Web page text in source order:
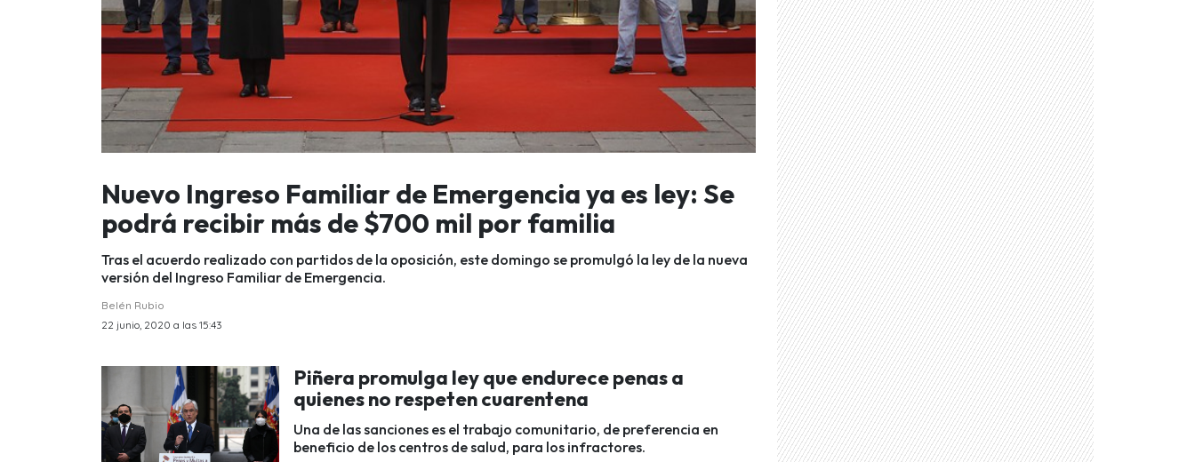
Nuevo Ingreso Familiar de Emergencia ya es ley: Se
podrá recibir más de $700 mil por familia
Tras el acuerdo realizado con partidos de la oposición, este domingo se promulgó la ley de la nueva
versión del Ingreso Familiar de Emergencia.
Belén Rubio
22 junio, 2020 a las 15:43
Piñera promulga ley que endurece penas a
quienes no respeten cuarentena
Una de las sanciones es el trabajo comunitario, de preferencia en
beneficio de los centros de salud, para los infractores.